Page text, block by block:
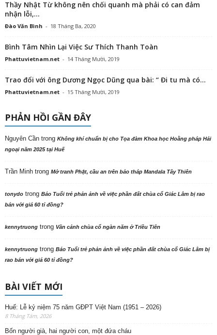
Thầy Nhật Từ không nên chối quanh mà phải có can đảm
nhận lỗi,...
Đào Văn Bình - 18 Tháng Ba, 2020
Bình Tâm Nhìn Lại Việc Sư Thích Thanh Toàn
Phattuvietnam.net - 14 Tháng Mười, 2019
Trao đổi với ông Dương Ngọc Dũng qua bài: “ Đi tu mà có...
Phattuvietnam.net - 15 Tháng Mười, 2019
PHẢN HỒI GẦN ĐÂY
Nguyên Cần trong Không khí chuẩn bị cho Tọa đàm Khoa học Hoằng pháp Hải
ngoại năm 2025 tại Huế
Trần Minh trong Mở tranh Phật, cầu an trên bảo tháp Mandala Tây Thiên
tonydo trong Báo Tuổi trẻ phản ảnh về việc phần đất chùa cổ Giác Lâm bị rao
bán với giá 60 tỉ đồng?
kennytruong trong Vãn cảnh chùa cổ ngàn năm ở Triều Tiên
kennytruong trong Báo Tuổi trẻ phản ảnh về việc phần đất chùa cổ Giác Lâm bị
rao bán với giá 60 tỉ đồng?
BÀI VIẾT MỚI
Huế: Lễ kỷ niệm 75 năm GĐPT Việt Nam (1951 – 2026)
8 Tháng Tám, 2026
Bốn người già, hai người con, một đứa cháu